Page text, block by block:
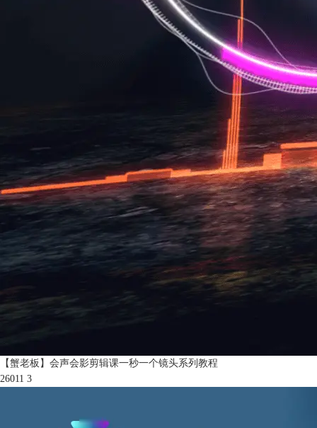
【蟹老板】会声会影剪辑课一秒一个镜头系列教程
26011 3